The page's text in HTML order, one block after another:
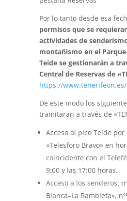
Por lo tanto desde esa
permisos que se
actividades de
montañismo en el
Teide se gestionarán a
Central de Reservas de
https://
De este modo los
tramitaran a través de
Acceso al pico Teide por
«Telesforo Bravo» en
coincidente con el
9:00 y las 17:00 horas.
Acceso a los senderos:
Blanca–La Rambleta»,